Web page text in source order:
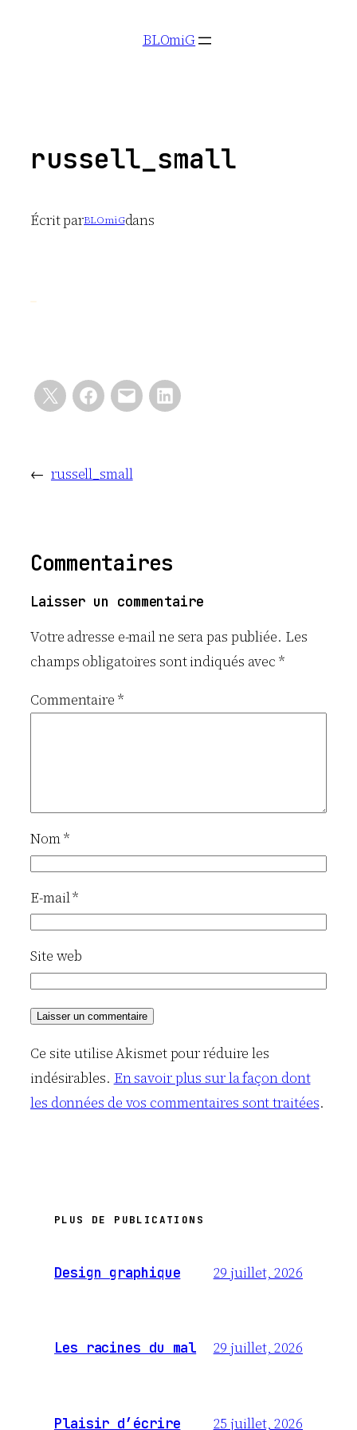
BLOmiG
russell_small
Écrit parBLOmiGdans
← russell_small
Commentaires
Laisser un commentaire
Votre adresse e-mail ne sera pas publiée. Les
champs obligatoires sont indiqués avec*
Commentaire *
Nom*
E-mail*
Site web
Ce site utilise Akismet pour réduire les
indésirables. En savoir plus sur la façon dont
les données de vos commentaires sont traitées.
PLUS DE PUBLICATIONS
Design graphique 29 juillet, 2026
Les racines du mal 29 juillet, 2026
Plaisir d’écrire 25 juillet, 2026